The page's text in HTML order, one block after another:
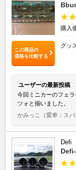
この商品の
価格を比較する
購入
グッ
ユーザーの最新投稿
今回ミニカーのフェ
ツォと揃いました。
かみっこ
（愛車：ス
Defi